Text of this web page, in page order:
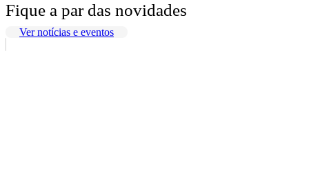
Fique a par das novidades
Ver notícias e eventos